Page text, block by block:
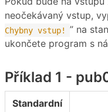
neočekávaný vstup,
Chybny vstup!
” na
ukončete program s
Příklad 1 -
Standardní